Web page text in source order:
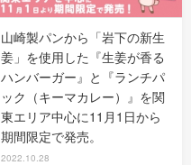
山崎製パンから「岩下の新生
姜」を使用した『生姜が香る
ハンバーガー』と『ランチパ
ック（キーマカレー）』を関
東エリア中心に11月1日から
期間限定で発売。
2022.10.28